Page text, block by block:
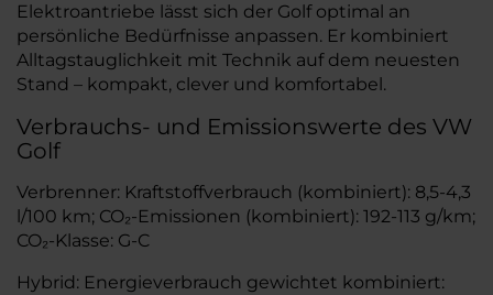
Elektroantriebe lässt sich der Golf optimal an
persönliche Bedürfnisse anpassen. Er kombiniert
Alltagstauglichkeit mit Technik auf dem neuesten
Stand – kompakt, clever und komfortabel.
Verbrauchs- und Emissionswerte des VW
Golf
Verbrenner: Kraftstoffverbrauch (kombiniert): 8,5-4,3
l/100 km; CO₂-Emissionen (kombiniert): 192-113 g/km;
CO₂-Klasse: G-C
Hybrid: Energieverbrauch gewichtet kombiniert: